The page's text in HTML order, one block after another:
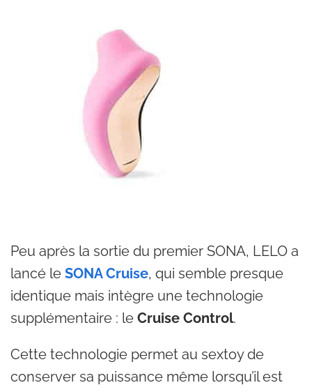
Peu après la sortie du premier SONA, LELO a
lancé le SONA Cruise, qui semble presque
identique mais intègre une technologie
supplémentaire : le Cruise Control.
Cette technologie permet au sextoy de
conserver sa puissance même lorsqu’il est